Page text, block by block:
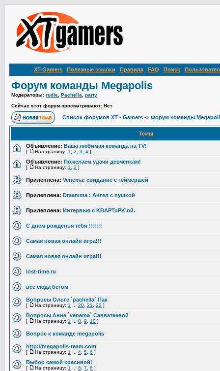
XT-Gamers Полезные ссылки Правила FAQ Поиск
Форум команды Megapolis
Модераторы: rudie Pachella
party
Сейчас этот форум просматривают: Нет
Список форумов XT - Gamers -> Форум команды
Темы
Объявление: Ваша любимая команда на TV!
[ На страницу: 1 2 3 4 ]
Объявление: Пожелаем удачи девченкам!
[ На страницу: 1 2 ]
Прилеплена: Venema: свидание с геймершей
Прилеплена: Dreamma : Ангел с пушкой
Прилеплена: Интервью c KBAPTuPK'ой.
С днем рожденья тебя !!!!!!!
Самая новая онлайн игра!!!
Самая новая онлайн игра!!!
lost-time.ru
все сюда бегом
Вопросы Ольге `pachella` Пак
[ На страницу: 1 20 21 22 ]
Вопросы Анне `venema` Савватеевой
[ На страницу: 1 8 9 10 ]
Вопрос к команде megapolis
http://megapolis-team.com
[ На страницу: 1 4 5 6 ]
Выбор самой красивой!
[ На страницу: 1 6 7 8 ]